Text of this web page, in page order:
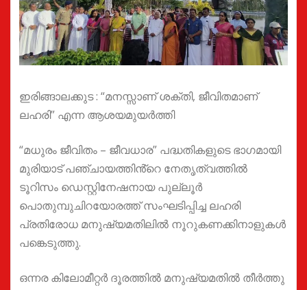
ഇരിങ്ങാലക്കുട : “മനസ്സാണ് ശക്തി, ജീവിതമാണ്
ലഹരി” എന്ന ആശയമുയർത്തി
“മധുരം ജീവിതം – ജീവധാര” പദ്ധതികളുടെ ഭാഗമായി
മുരിയാട് പഞ്ചായത്തിൻ്റെ നേതൃത്വത്തിൽ
ടൂറിസം ഡെസ്റ്റിനേഷനായ പുല്ലൂർ
പൊതുമ്പുചിറയോരത്ത് സംഘടിപ്പിച്ച ലഹരി
പ്രതിരോധ മനുഷ്യമതിലിൽ നൂറുകണക്കിനാളുകൾ
പങ്കെടുത്തു.
ഒന്നര കിലോമീറ്റർ ദൂരത്തിൽ മനുഷ്യമതിൽ തീർത്തു